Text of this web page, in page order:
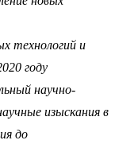
технологий и
году
научно-
изыскания в
до